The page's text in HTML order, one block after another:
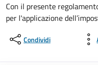
Con il presente
per l'applicazione
Condividi